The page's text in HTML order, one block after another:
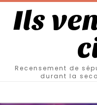
Ils
Recensement de
durant la